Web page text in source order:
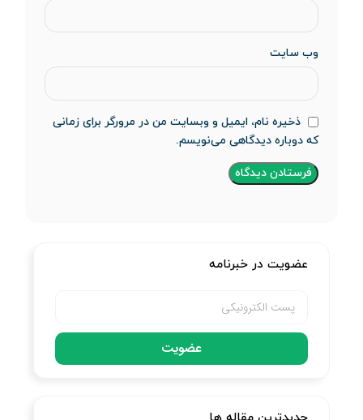
وب‌ سایت
ذخیره نام، ایمیل و وبسایت من در مرورگر برای زمانی
که دوباره دیدگاهی می‌نویسم.
عضویت در خبرنامه
عضویت